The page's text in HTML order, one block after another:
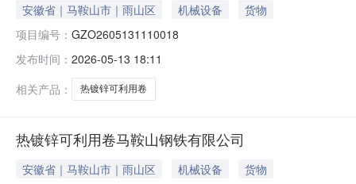
安徽省｜马鞍山市｜雨山区 机械设备
货物
项目编号： GZO2605131110018
发布时间： 2026-05-13 18:11
相关产品：
热镀锌可利用卷
热镀锌可利用卷马鞍山钢铁有限公司
安徽省｜马鞍山市｜雨山区 机械设备
货物